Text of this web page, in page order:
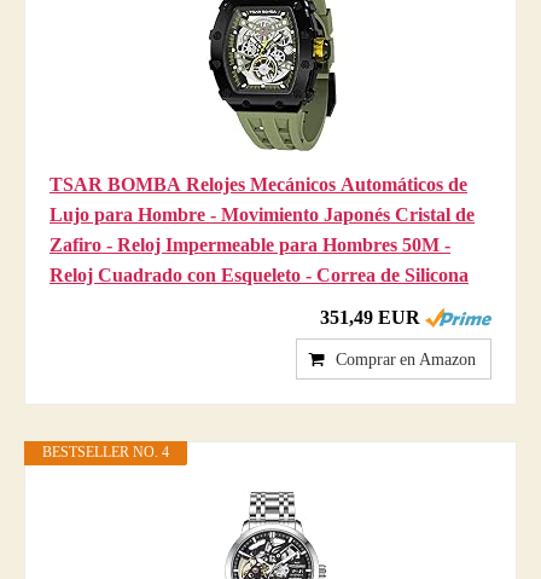
TSAR BOMBA Relojes Mecánicos Automáticos de
Lujo para Hombre - Movimiento Japonés Cristal de
Zafiro - Reloj Impermeable para Hombres 50M -
Reloj Cuadrado con Esqueleto - Correa de Silicona
351,49 EUR
Comprar en Amazon
BESTSELLER NO. 4